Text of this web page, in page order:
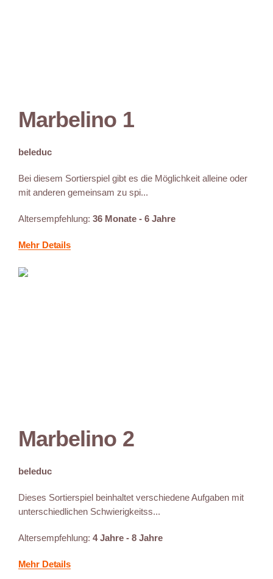
Marbelino 1
beleduc
Bei diesem Sortierspiel gibt es die Möglichkeit alleine oder
mit anderen gemeinsam zu spi...
Altersempfehlung: 36 Monate - 6 Jahre
Mehr Details
Marbelino 2
beleduc
Dieses Sortierspiel beinhaltet verschiedene Aufgaben mit
unterschiedlichen Schwierigkeitss...
Altersempfehlung: 4 Jahre - 8 Jahre
Mehr Details